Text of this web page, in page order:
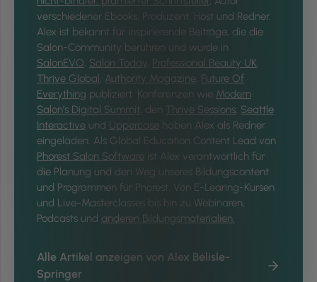
verschiedener Ebooks, Produzent, Host und Redner.
Alex ist bekannt für inspirierende Beiträge, die die
Salon-Community berühren und wurde in
SalonEVO, Salon Today Professional Beauty UK,
Thrive Global, Authority Magazine, Future Of
Everything publiziert. Konferenzen wie Modern
Salon’s Digital Summit , den Thrive Sessions, Seattle
Interactive und Uppercase haben Alex als Redner
eingeladen. Als Global Education Content Lead von
Phorest Salon Software ist Alex verantwortlich für
die Planung und den Weg unseres Bildungscontent
und Programmen für Phorest. Von E-Learing-Kursen
und Live-Masterclasses bis hin zu Webinaren,
Podcasts und anderen Bildungsmaterialien.
Alle Artikel anzeigen von Alex Bélisle-
Springer